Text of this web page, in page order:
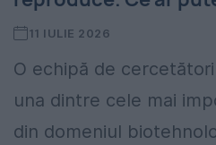
11 IULIE 2026
O echipă de
una dintre cele mai
din domeniul